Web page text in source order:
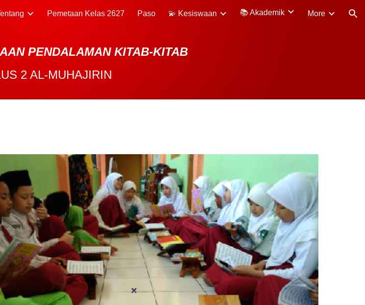
Skip to navigation
Pemetaan Kelas 2627 Paso 💫 Kesiswaan 📚 Akademik More
PENDALAMAN KITAB-KITAB
2 AL-MUHAJIRIN